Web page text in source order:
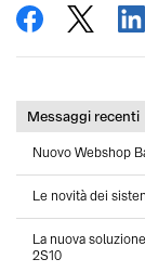
condividi
tweet
Messaggi recenti
Nuovo Webshop
Le novità dei
La nuova
2S10